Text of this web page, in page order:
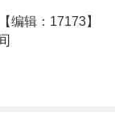
【编辑：17173】